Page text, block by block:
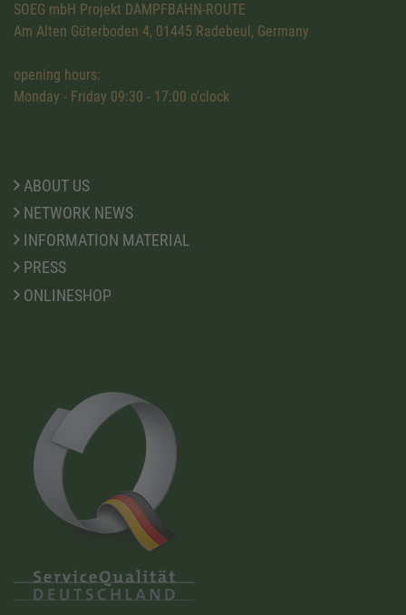
SOEG mbH Projekt DAMPFBAHN-ROUTE
Am Alten Güterboden 4, 01445 Radebeul, Germany
opening hours:
Monday - Friday 09:30 - 17:00 o'clock
ABOUT US
NETWORK NEWS
INFORMATION MATERIAL
PRESS
ONLINESHOP